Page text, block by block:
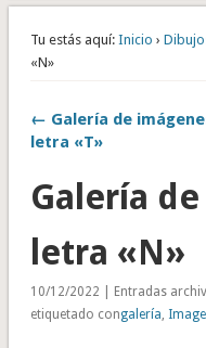
Tu estás aquí: Inicio ›
«N»
← Galería de
letra «T»
Galería
letra «N»
10/12/2022 | Entradas
etiquetado congalería,